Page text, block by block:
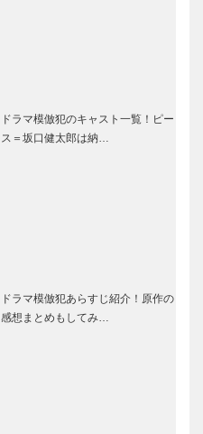
ドラマ模倣犯のキャスト一覧！ピー
ス＝坂口健太郎は納…
ドラマ模倣犯あらすじ紹介！原作の
感想まとめもしてみ…